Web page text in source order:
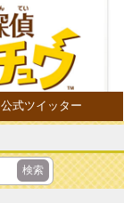
公式ツイッター